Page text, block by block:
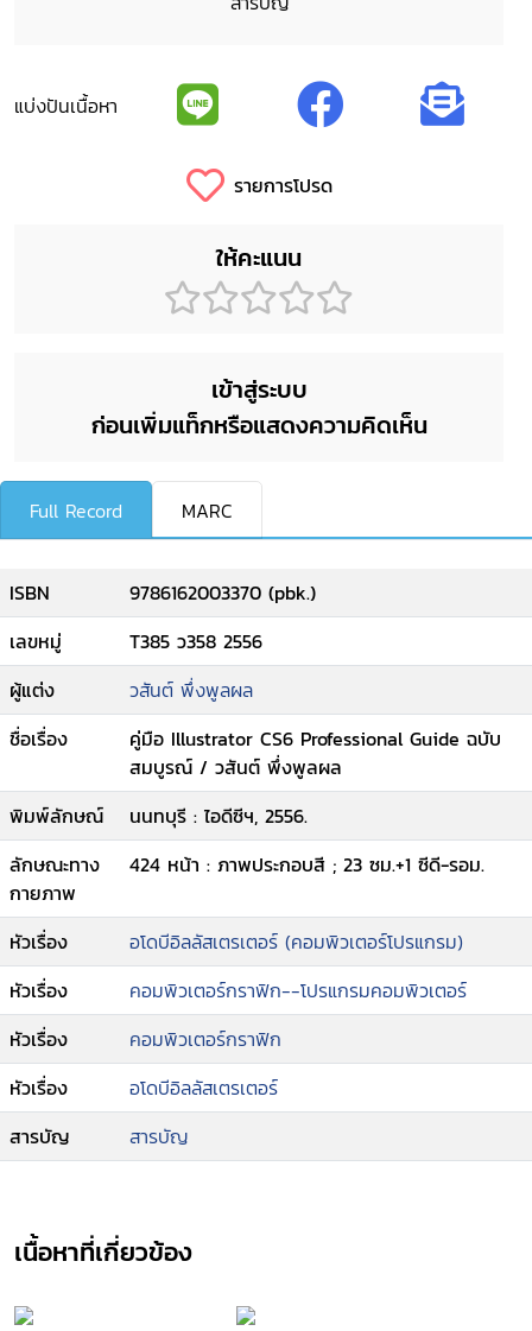
แบ่งปันเนื้อหา
รายการโปรด
ให้คะแนน
เข้าสู่ระบบ
ก่อนเพิ่มแท็กหรือแสดงความคิดเห็น
Full Record MARC
ISBN
9786162003370 (pbk.)
เลขหมู่
T385 ว358 2556
ผู้แต่ง
วสันต์ พึ่งพูลผล
ชื่อเรื่อง
คู่มือ Illustrator CS6 Professional Guide ฉบับ
สมบูรณ์ / วสันต์ พึ่งพูลผล
พิมพ์ลักษณ์
นนทบุรี : ไอดีซีฯ, 2556.
ลักษณะทาง
กายภาพ
424 หน้า : ภาพประกอบสี ; 23 ซม.+1 ซีดี-รอม.
หัวเรื่อง
อโดบีอิลลัสเตรเตอร์ (คอมพิวเตอร์โปรแกรม)
หัวเรื่อง
คอมพิวเตอร์กราฟิก--โปรแกรมคอมพิวเตอร์
หัวเรื่อง
คอมพิวเตอร์กราฟิก
หัวเรื่อง
อโดบีอิลลัสเตรเตอร์
สารบัญ
สารบัญ
เนื้อหาที่เกี่ยวข้อง